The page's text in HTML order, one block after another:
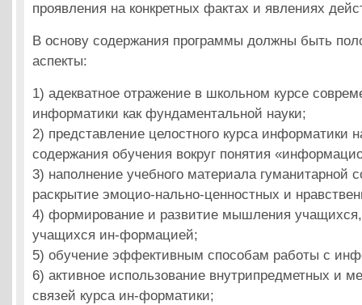
проявления на конкретных фактах и явлениях
В основу содержания программы должны быть
аспекты:
1) адекватное отражение в школьном курсе
информатики как фундаментальной науки;
2) представление целостного курса информатики
содержания обучения вокруг понятия
3) наполнение учебного материала гуманитарной
раскрытие эмоцио-нально-ценностных и
4) формирование и развитие мышления
учащихся ин-формацией;
5) обучение эффективным способам работы с
6) активное использование внутрипредметных и
связей курса ин-форматики;